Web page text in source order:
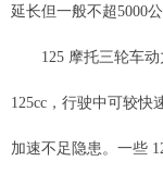
延长但一般不超5000
125 摩托三轮车动
125cc，行驶中可较
加速不足隐患。一些